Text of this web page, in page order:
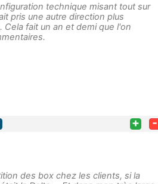
technique misant tout sur
pris une autre direction plus
fait un an et demi que l'on
+ -
des box chez les clients, si la